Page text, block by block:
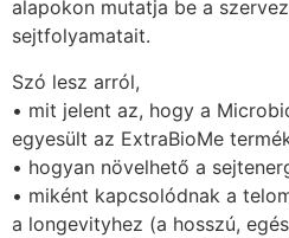
alapokon mutatja be a
sejtfolyamatait.
Szó lesz arról,
• mit jelent az, hogy a
egyesült az ExtraBioMe
• hogyan növelhető a
• miként kapcsolódnak a
a longevityhez (a hosszú,